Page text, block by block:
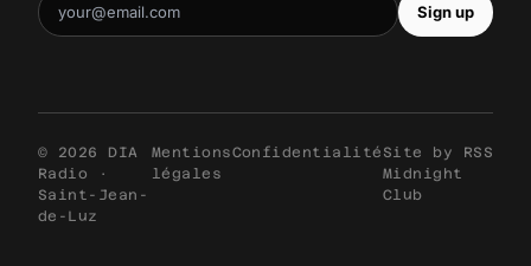
Sign up
© 2026 DIA
Radio ·
Saint-Jean-
de-Luz
Mentions
légales
Confidentialité Site by
Midnight
Club
RSS